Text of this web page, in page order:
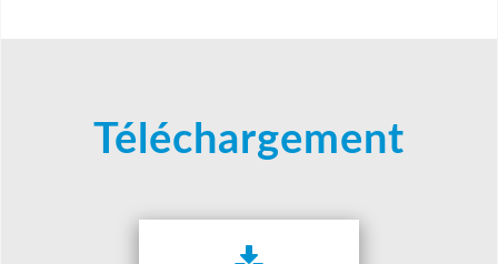
Téléchargement